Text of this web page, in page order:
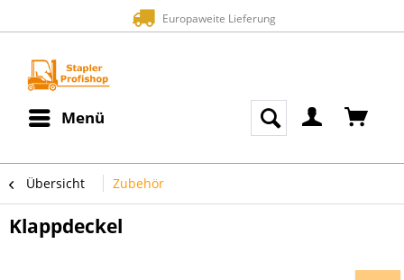
Europaweite Lieferung
Menü
Übersicht Zubehör
Klappdeckel